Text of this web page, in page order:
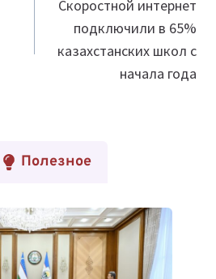
Скоростной интернет
подключили в 65%
казахстанских школ с
начала года
Полезное